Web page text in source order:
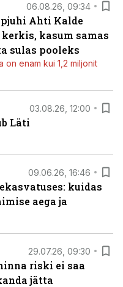
06.08.26, 09:34
Ahti Kalde
kasum samas
sulas pooleks
on enam kui 1,2 miljonit
03.08.26, 12:00
Läti
09.06.26, 16:46
kuidas
aega ja
29.07.26, 09:30
riski ei saa
jätta